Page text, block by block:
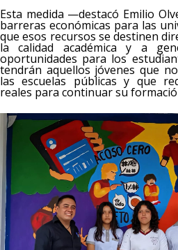
Esta medida —destacó Emilio
barreras económicas para las
que esos recursos se destinen
la calidad académica y a
oportunidades para los
tendrán aquellos jóvenes que
las escuelas públicas y que
reales para continuar su